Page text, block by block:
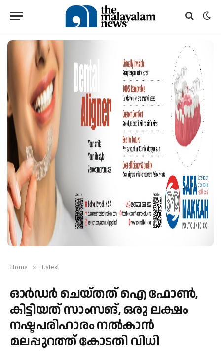
Home » Latest
ഓർഡർ ചെയ്തത് ഐ ഫോൺ,
കിട്ടിയത് സാംസങ്, ഒരു ലക്ഷം
നഷ്ടപരിഹാരം നൽകാൻ
മലപ്പുറത്ത് കോടതി വിധി